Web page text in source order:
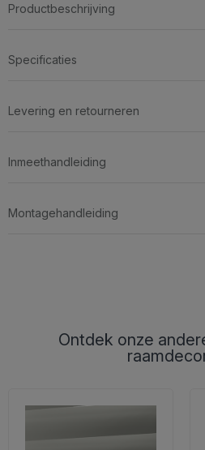
Productbeschrijving
Specificaties
Levering en retourneren
Inmeethandleiding
Montagehandleiding
Ontdek onze